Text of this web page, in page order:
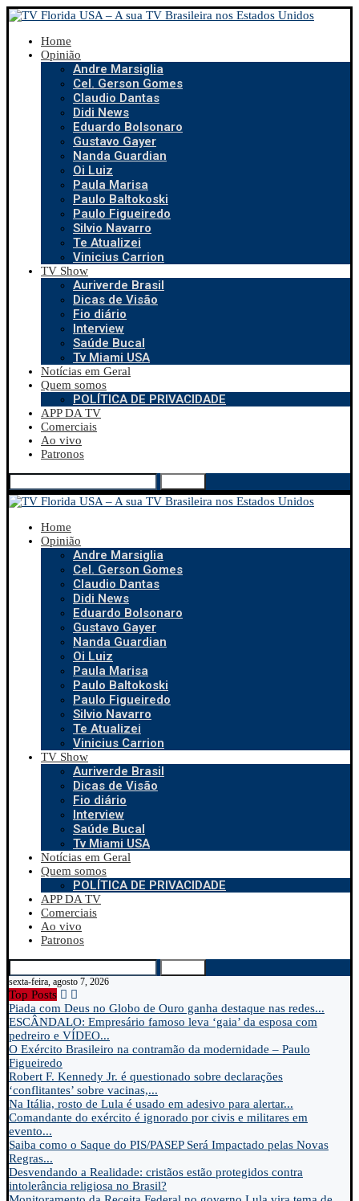
Home
Opinião
Andre Marsiglia
Cel. Gerson Gomes
Claudio Dantas
Didi News
Eduardo Bolsonaro
Gustavo Gayer
Nanda Guardian
Oi Luiz
Paula Marisa
Paulo Baltokoski
Paulo Figueiredo
Silvio Navarro
Te Atualizei
Vinicius Carrion
TV Show
Auriverde Brasil
Dicas de Visão
Fio diário
Interview
Saúde Bucal
Tv Miami USA
Notícias em Geral
Quem somos
POLÍTICA DE PRIVACIDADE
APP DA TV
Comerciais
Ao vivo
Patronos
Home
Opinião
Andre Marsiglia
Cel. Gerson Gomes
Claudio Dantas
Didi News
Eduardo Bolsonaro
Gustavo Gayer
Nanda Guardian
Oi Luiz
Paula Marisa
Paulo Baltokoski
Paulo Figueiredo
Silvio Navarro
Te Atualizei
Vinicius Carrion
TV Show
Auriverde Brasil
Dicas de Visão
Fio diário
Interview
Saúde Bucal
Tv Miami USA
Notícias em Geral
Quem somos
POLÍTICA DE PRIVACIDADE
APP DA TV
Comerciais
Ao vivo
Patronos
sexta-feira, agosto 7, 2026
Top Posts
Piada com Deus no Globo de Ouro ganha destaque nas redes...
ESCÂNDALO: Empresário famoso leva ‘gaia’ da esposa com
pedreiro e VÍDEO...
O Exército Brasileiro na contramão da modernidade – Paulo
Figueiredo
Robert F. Kennedy Jr. é questionado sobre declarações
‘conflitantes’ sobre vacinas,...
Na Itália, rosto de Lula é usado em adesivo para alertar...
Comandante do exército é ignorado por civis e militares em
evento...
Saiba como o Saque do PIS/PASEP Será Impactado pelas Novas
Regras...
Desvendando a Realidade: cristãos estão protegidos contra
intolerância religiosa no Brasil?